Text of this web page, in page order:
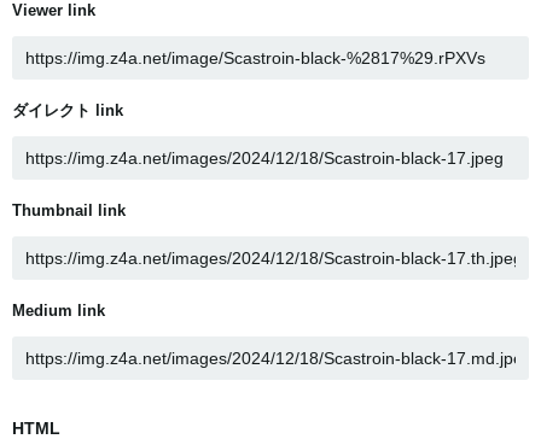
Viewer link
ダイレクト link
Thumbnail link
Medium link
HTML